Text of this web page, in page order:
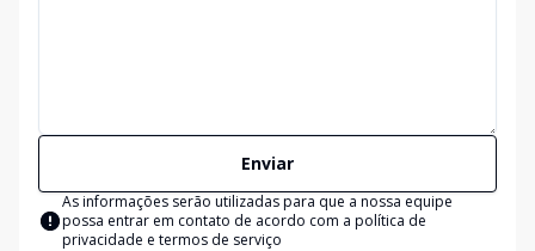
Enviar
As informações serão utilizadas para que a nossa equipe
possa entrar em contato de acordo com a política de
privacidade e termos de serviço